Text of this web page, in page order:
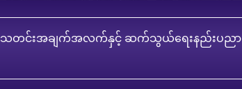
သတင်းအချက်အလက်နှင့် ဆက်သွယ်ရေးနည်းပညာ